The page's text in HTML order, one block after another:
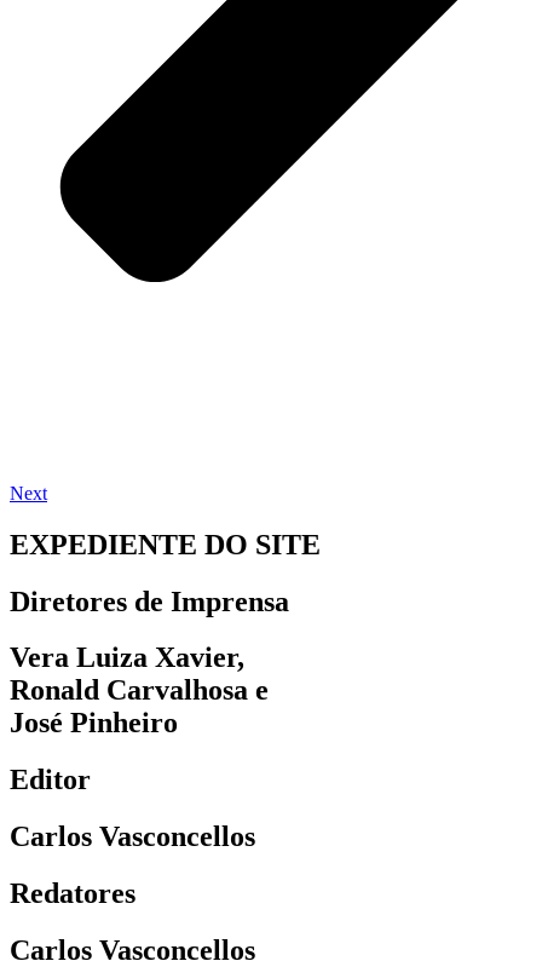
Next
EXPEDIENTE DO SITE
Diretores de Imprensa
Vera Luiza Xavier,
Ronald Carvalhosa e
José Pinheiro
Editor
Carlos Vasconcellos
Redatores
Carlos Vasconcellos